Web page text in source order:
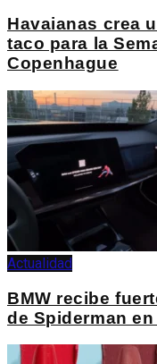
Havaianas crea
taco para la
Copenhague
Actualidad
BMW recibe
de Spiderman